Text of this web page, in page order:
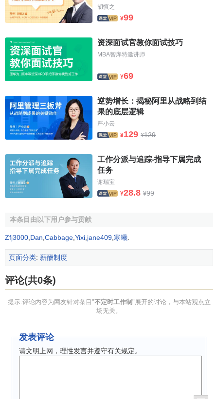
胡慎之
¥99
资深面试官教你面试技巧
MBA智库特邀讲师
¥69
逆势增长：揭秘阿里从战略到结
果的底层逻辑
严小云
¥129 ¥129
工作分派与追踪-指导下属完成
任务
谢瑞宝
¥28.8 ¥99
本条目由以下用户参与贡献
Zfj3000 Dan Cabbage Yixi jane409 寒曦
页面分类: 薪酬制度
评论(共0条)
提示:评论内容为网友针对条目"不定时工作制 "展开的讨论，与本站观点立
场无关。
发表评论
请文明上网，理性发言并遵守有关规定。